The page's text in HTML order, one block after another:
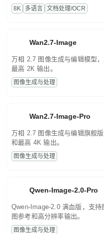
为便于存储、检索和二次处理的
8K 多语言 文档处理/OCR
Wan2.7-Image
万相 2.7 图像生成与编辑模型
最高 2K 输出。
图像生成与处理
Wan2.7-Image-Pro
万相 2.7 图像生成与编辑旗舰
和最高 4K 输出。
图像生成与处理
Qwen-Image-2.0-Pro
Qwen-Image-2.0 满血版，支
图参考和高分辨率输出。
图像生成与处理